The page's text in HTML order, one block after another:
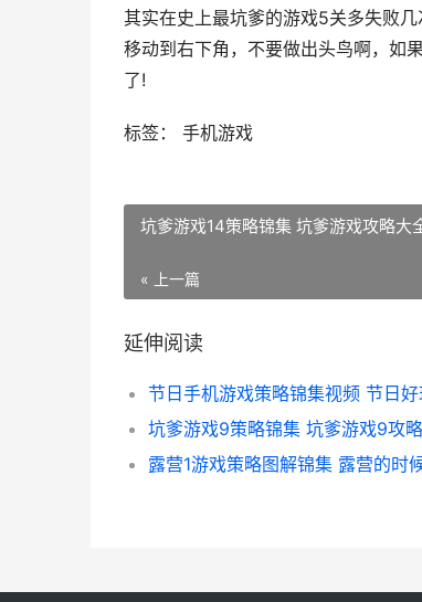
其实在史上最坑爹的游戏5关多失败
移动到右下角，不要做出头鸟啊，如
了!
标签： 手机游戏
坑爹游戏14策略锦集 坑爹游戏攻略大
« 上一篇
延伸阅读
节日手机游戏策略锦集视频 节日
坑爹游戏9策略锦集 坑爹游戏9攻
露营1游戏策略图解锦集 露营的时